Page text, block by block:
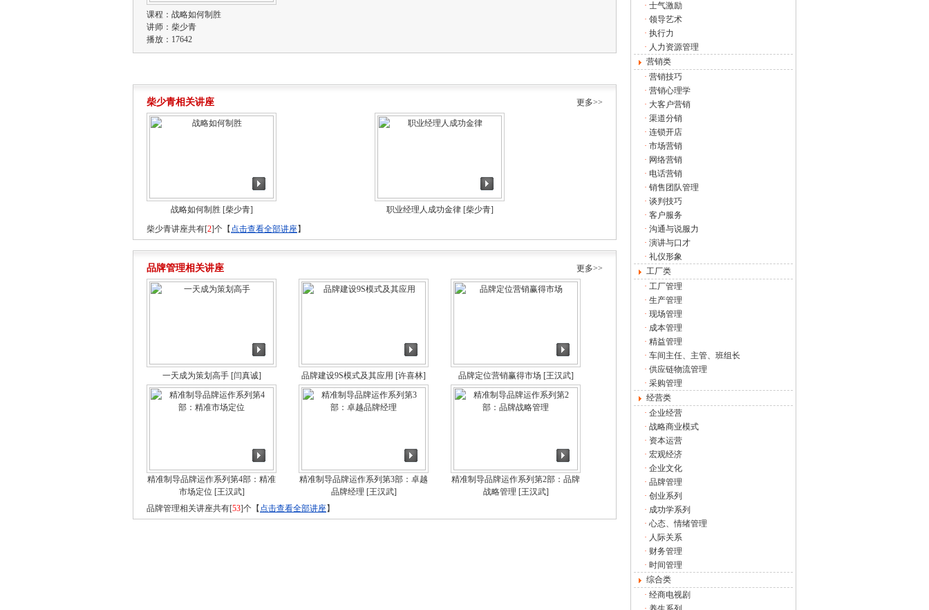
课程： 战略如何制胜
讲师： 柴少青
播放：17642
柴少青相关讲座 更多>>
战略如何制胜[柴少青] 职业经理人成功金律[柴少青]
柴少青讲座共有[2]个【 点击查看全部讲座】
品牌管理相关讲座 更多>>
一天成为策划高手[闫真诚] 品牌建设9S模式及其应用 [许喜林] 品牌定位营销赢得市场 [王汉武]
精准制导品牌运作系列第4部：精准
市场定位 [王汉武]
精准制导品牌运作系列第3部：卓越
品牌经理 [王汉武]
精准制导品牌运作系列第2部：品牌
战略管理 [王汉武]
品牌管理相关讲座共有[53]个【 点击查看全部讲座】
· 士气激励
· 领导艺术
· 执行力
· 人力资源管理
营销类
· 营销技巧
· 营销心理学
· 大客户营销
· 渠道分销
· 连锁开店
· 市场营销
· 网络营销
· 电话营销
· 销售团队管理
· 谈判技巧
· 客户服务
· 沟通与说服力
· 演讲与口才
· 礼仪形象
工厂类
· 工厂管理
· 生产管理
· 现场管理
· 成本管理
· 精益管理
· 车间主任、主管、班组长
· 供应链物流管理
· 采购管理
经营类
· 企业经营
· 战略商业模式
· 资本运营
· 宏观经济
· 企业文化
· 品牌管理
· 创业系列
· 成功学系列
· 心态、情绪管理
· 人际关系
· 财务管理
· 时间管理
综合类
· 经商电视剧